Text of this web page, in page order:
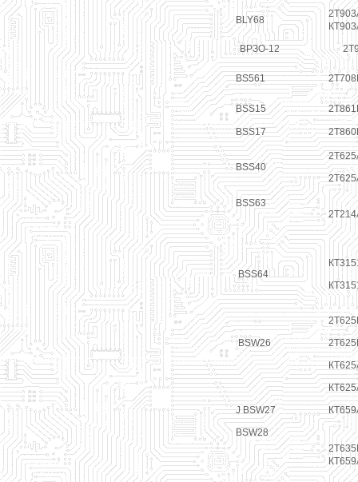
BLY68
ВРЗО-12
BS561
BSS15
BSS17
BSS40
BSS63
BSS64
BSW26
J BSW27
BSW28